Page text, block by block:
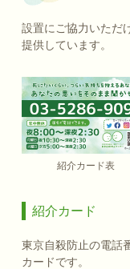
設置にご協力いただ
提供しています。
紹介カード表
紹介カード
東京自殺防止の電話
カードです。